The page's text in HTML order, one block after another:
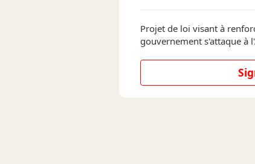
Projet de loi visant à
gouvernement s'attaque à